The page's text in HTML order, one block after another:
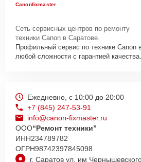
Canonfixmaster
Сеть сервисных центров по ремонту
техники Canon в Саратове.
Профильный сервис по технике Canon
любой сложности с гарантией качества.
г. Саратов ул. им
Ежедневно, с 10:00 до 20:00
+7 (845) 247-53-91
info@canon-fixmaster.ru
ООО“Ремонт техники”
ИНН234789782
ОГРН98742397845098